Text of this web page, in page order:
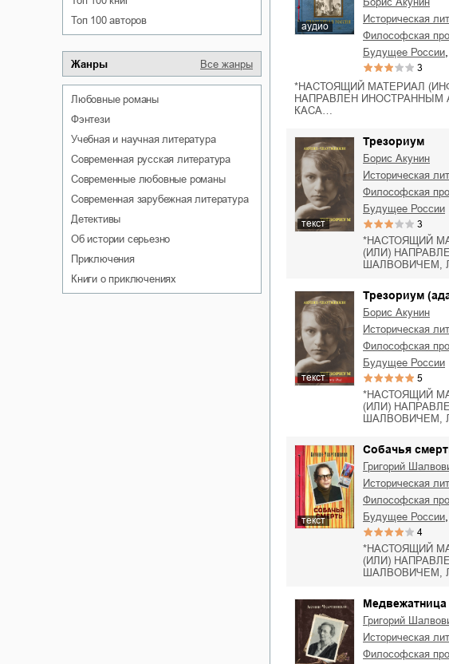
Топ 100 авторов
Жанры Все жанры
любовные романы
фэнтези
учебная и научная литература
современная русская литература
современные любовные романы
современная зарубежная литература
детективы
об истории серьезно
приключения
книги о приключениях
аудио
историческая
философская
будущее России
3
*НАСТОЯЩИЙ МАТЕРИАЛ
НАПРАВЛЕН ИНОСТРАННЫМ
КАСА…
текст
Трезориум
Борис Акунин
историческая
философская
будущее России
3
*НАСТОЯЩИЙ
(ИЛИ)
ШАЛВОВИЧЕМ,
текст
Трезориум
Борис Акунин
историческая
философская
будущее России
5
*НАСТОЯЩИЙ
(ИЛИ)
ШАЛВОВИЧЕМ,
текст
Собачья
Григорий
историческая
философская
будущее России
4
*НАСТОЯЩИЙ
(ИЛИ)
ШАЛВОВИЧЕМ,
Медвежатница
Григорий
историческая
философская